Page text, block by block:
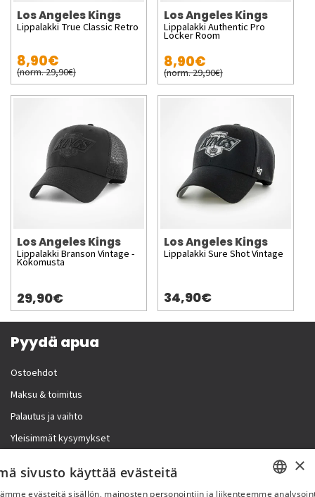
Los Angeles Kings
Lippalakki True Classic Retro
8,90€
(norm. 29,90€)
Los Angeles Kings
Lippalakki Authentic Pro
Locker Room
8,90€
(norm. 29,90€)
Los Angeles Kings
Lippalakki Branson Vintage -
Kokomusta
29,90€
Los Angeles Kings
Lippalakki Sure Shot Vintage
34,90€
Pyydä apua
Ostoehdot
Maksu & toimitus
Palautus ja vaihto
Yleisimmät kysymykset
Lisää meistä ×
sivusto käyttää evästeitä
evästeitä sisällön, mainosten personointiin ja liikenteemme